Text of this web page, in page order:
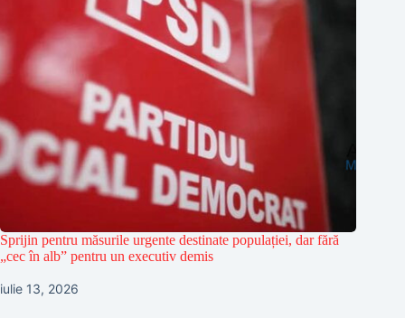
Sprijin pentru măsurile urgente destinate populației, dar fără
„cec în alb” pentru un executiv demis
iulie 13, 2026